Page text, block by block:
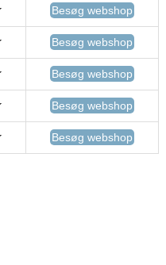
Besøg webshop
Besøg webshop
Besøg webshop
Besøg webshop
Besøg webshop